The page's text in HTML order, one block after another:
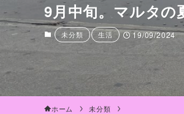
9月中旬。マルタの
未分類 生活 19/09/2024
ホーム 未分類